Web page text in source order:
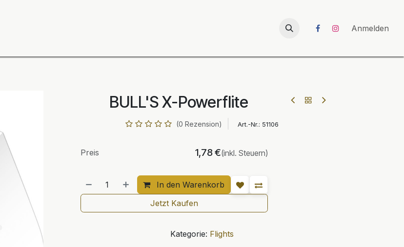
UNICORN-Launch 2026 Anmelden
BULL'S X-Powerflite
(0 Rezension) Art.-Nr.: 51106
In den Warenkorb
Preis 1,78€(inkl. Steuern)
Jetzt Kaufen
Kategorie: Flights